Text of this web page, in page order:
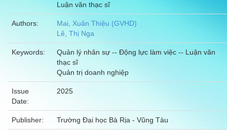
Luận văn thạc sĩ
Authors:
Mai, Xuân Thiệu (GVHD)
Lê, Thị Nga
Keywords:
Quản lý nhân sự -- Động lực làm việc -- Luận văn
thạc sĩ
Quản trị doanh nghiệp
Issue
Date:
2025
Publisher: Trường Đại học Bà Rịa - Vũng Tàu